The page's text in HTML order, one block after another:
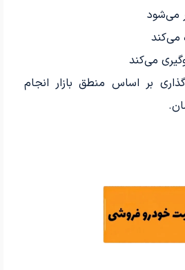
می‌شود
می‌کند
می‌کند
بر اساس منطق بازار انجام